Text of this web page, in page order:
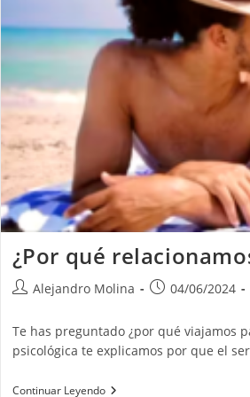
¿Por qué
Autor
la
entrada:
Alejandro Molina
Publicación
la
entrada:
04/06/2024
Te has preguntado ¿por qué viajamos
psicológica te explicamos por que el
Continuar Leyendo¿Por